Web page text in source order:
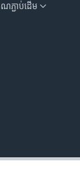
ជាប់​ដើម